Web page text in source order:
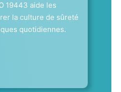
19443 aide les
la culture de sûreté
quotidiennes.